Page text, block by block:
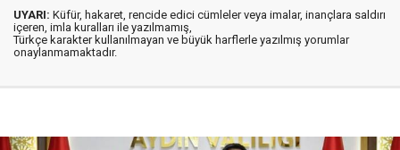
UYARI: Küfür, hakaret, rencide edici cümleler veya imalar, inançlara saldırı
içeren, imla kuralları ile yazılmamış,
Türkçe karakter kullanılmayan ve büyük harflerle yazılmış yorumlar
onaylanmamaktadır.